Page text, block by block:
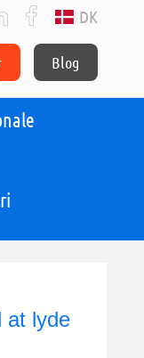
Blog
DK
at lyde